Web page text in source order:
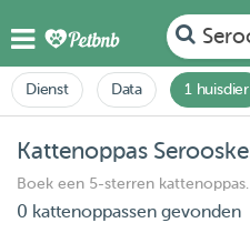
Dienst Data 1 huisdier
Kattenoppas
Boek een 5-sterren kattenoppas.
0 kattenoppassen gevonden